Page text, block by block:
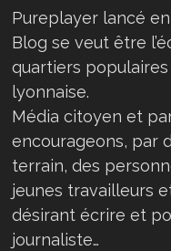
Pureplayer lancé
Blog se veut être
quartiers populaires
lyonnaise.
Média citoyen et
encourageons, par
terrain, des
jeunes travailleurs
désirant écrire et
journaliste…